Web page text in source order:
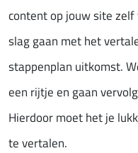
content op jouw site
slag gaan met het
stappenplan uitkomst.
een rijtje en gaan
Hierdoor moet het je
te vertalen.